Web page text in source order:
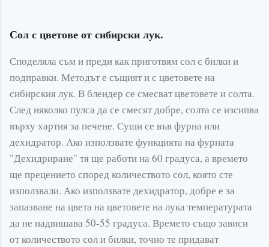
Сол с цветове от сибирски лук.
Споделяла съм и преди как приготвям сол с билки и
подправки. Методът е същият и с цветовете на
сибирския лук. В блендер се смесват цветовете и солта.
След няколко пулса да се смесят добре, солта се изсипва
върху хартия за печене. Суши се във фурна или
дехидратор. Ако използвате функцията на фурната
"Дехидриране" тя ще работи на 60 градуса, а времето
ще прецението според количеството сол, която сте
използвали. Ако използвате дехидратор, добре е за
запазване на цвета на цветовете на лука температурата
да не надвишава 50-55 градуса. Времето също зависи
от количеството сол и билки, точно те придават